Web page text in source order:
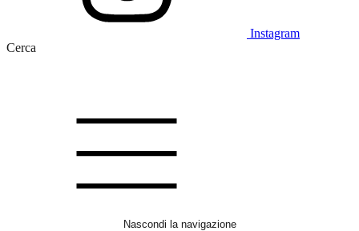
Instagram
Cerca
Nascondi la navigazione